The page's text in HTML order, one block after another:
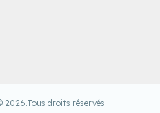
2026.Tous droits réservés.